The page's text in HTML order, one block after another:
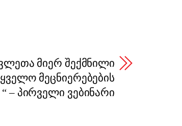
მიერ შექმნილი
მეცნიერებების
– პირველი ვებინარი